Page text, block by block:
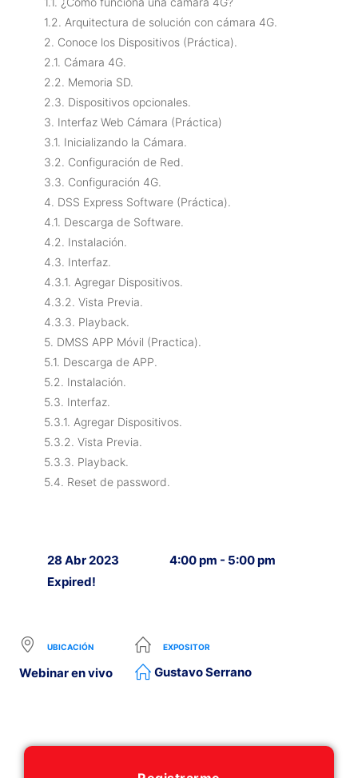
1.2. Arquitectura de solución con cámara 4G.
2. Conoce los Dispositivos (Práctica).
2.1. Cámara 4G.
2.2. Memoria SD.
2.3. Dispositivos opcionales.
3. Interfaz Web Cámara (Práctica)
3.1. Inicializando la Cámara.
3.2. Configuración de Red.
3.3. Configuración 4G.
4. DSS Express Software (Práctica).
4.1. Descarga de Software.
4.2. Instalación.
4.3. Interfaz.
4.3.1. Agregar Dispositivos.
4.3.2. Vista Previa.
4.3.3. Playback.
5. DMSS APP Móvil (Practica).
5.1. Descarga de APP.
5.2. Instalación.
5.3. Interfaz.
5.3.1. Agregar Dispositivos.
5.3.2. Vista Previa.
5.3.3. Playback.
5.4. Reset de password.
28 Abr 2023
Expired!
4:00 pm - 5:00 pm
UBICACIÓN
Webinar en vivo
EXPOSITOR
Gustavo Serrano